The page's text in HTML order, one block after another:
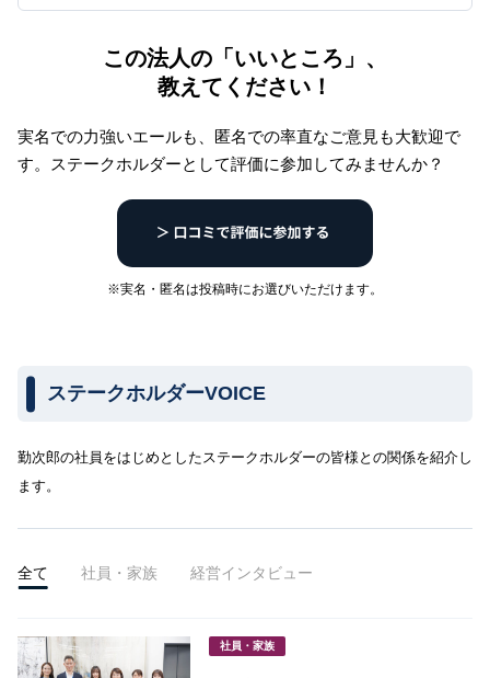
この法人の「いいところ」、
教えてください！
実名での力強いエールも、匿名での率直なご意見も大歓迎で
す。
ステークホルダーとして評価に参加してみませんか？
※実名・匿名は投稿時にお選びいただけます。
ステークホルダーVOICE
勤次郎の社員をはじめとしたステークホルダーの皆様との関係を紹介し
ます。
全て 社員・家族 経営インタビュー
社員・家族